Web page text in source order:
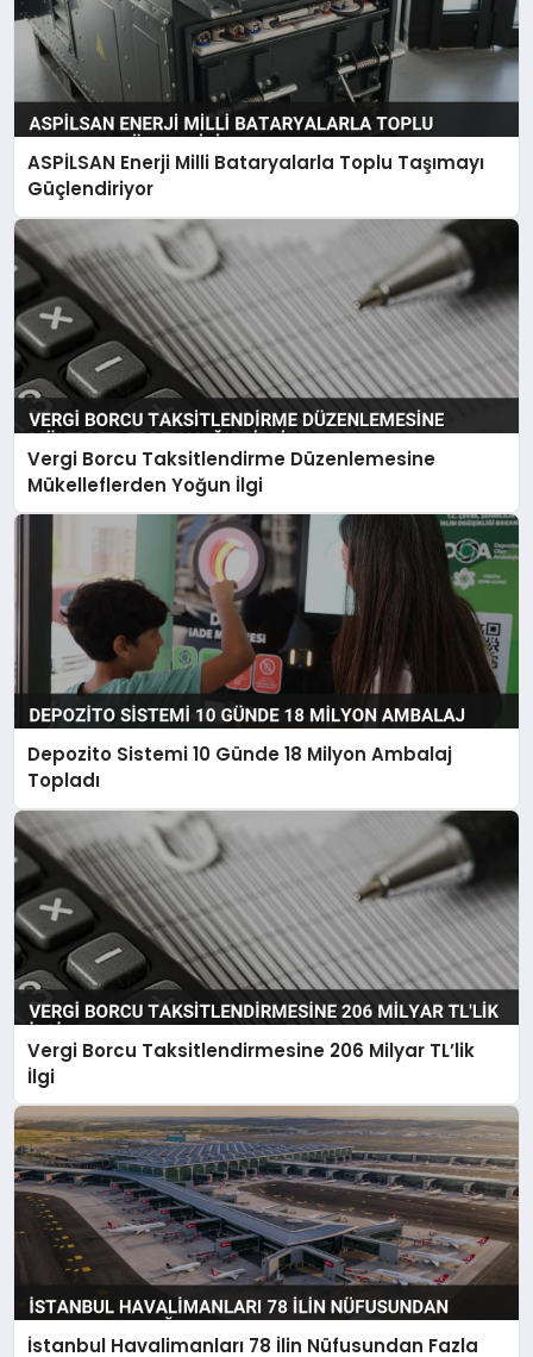
ASPİLSAN Enerji Milli Bataryalarla Toplu Taşımayı
Güçlendiriyor
Vergi Borcu Taksitlendirme Düzenlemesine
Mükelleflerden Yoğun İlgi
Depozito Sistemi 10 Günde 18 Milyon Ambalaj
Topladı
Vergi Borcu Taksitlendirmesine 206 Milyar TL’lik
İlgi
İstanbul Havalimanları 78 İlin Nüfusundan Fazla